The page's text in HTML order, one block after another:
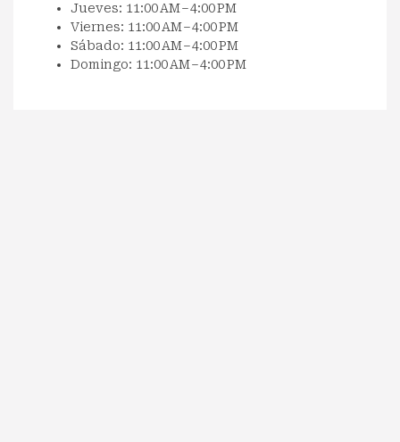
Jueves: 11:00 AM – 4:00 PM
Viernes: 11:00 AM – 4:00 PM
Sábado: 11:00 AM – 4:00 PM
Domingo: 11:00 AM – 4:00 PM